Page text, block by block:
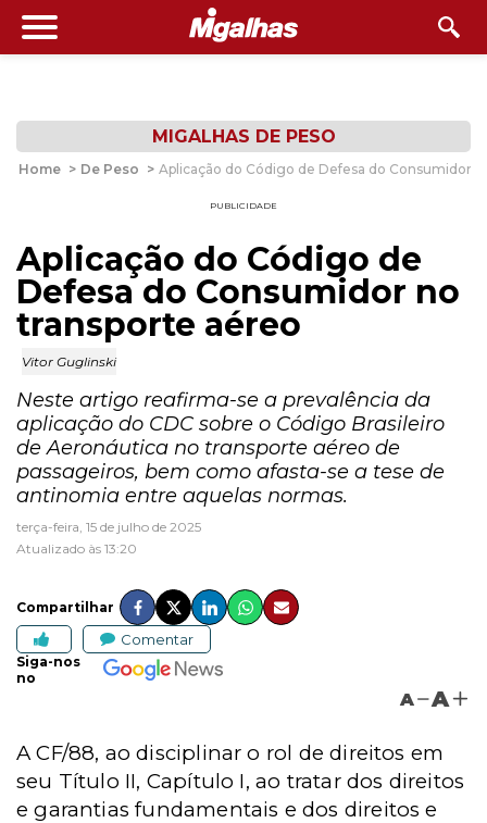
MIGALHAS DE PESO
Home > De Peso > Aplicação do Código de Defesa do Consumidor
PUBLICIDADE
Aplicação do Código de
Defesa do Consumidor no
transporte aéreo
Vitor Guglinski
Neste artigo reafirma-se a prevalência da
aplicação do CDC sobre o Código Brasileiro
de Aeronáutica no transporte aéreo de
passageiros, bem como afasta-se a tese de
antinomia entre aquelas normas.
terça-feira, 15 de julho de 2025
Atualizado às 13:20
Compartilhar
Comentar
Siga-nos
no
A A
A CF/88, ao disciplinar o rol de direitos em
seu Título II, Capítulo I, ao tratar dos direitos
e garantias fundamentais e dos direitos e